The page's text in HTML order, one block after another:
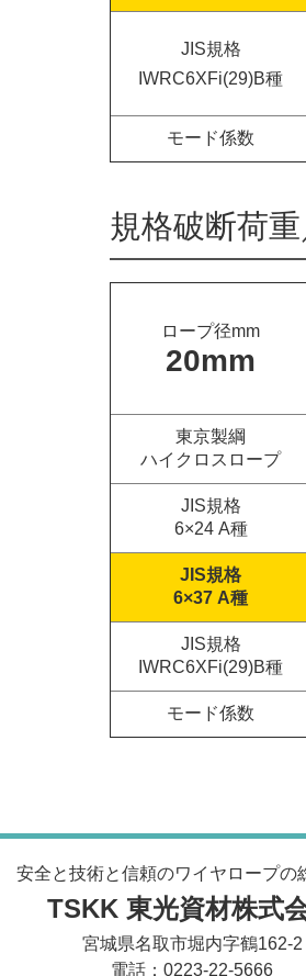
JIS規格
IWRC6XFi(29)B種
モード係数
規格破断荷重
ロープ径mm
20mm
東京製綱
ハイクロスロープ
JIS規格
6×24 A種
JIS規格
6×37 A種
JIS規格
IWRC6XFi(29)B種
モード係数
安全と技術と信頼のワイヤロープの
TSKK 東光資材株式
宮城県名取市堀内字鶴162-2
電話：0223-22-5666